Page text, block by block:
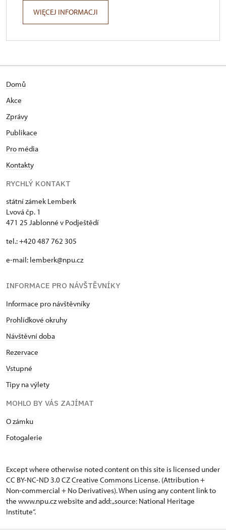
WIĘCEJ INFORMACJI
Domů
Akce
Zprávy
Publikace
Pro média
Kontakty
RYCHLÝ KONTAKT
státní zámek Lemberk
Lvová čp. 1
471 25 Jablonné v Podještědí
tel.: +420 487 762 305
e-mail: lemberk@npu.cz
INFORMACE PRO NÁVŠTĚVNÍKY
Informace pro návštěvníky
Prohlídkové okruhy
Návštěvní doba
Rezervace
Vstupné
Tipy na výlety
MOHLO BY VÁS ZAJÍMAT
O zámku
Fotogalerie
Except where otherwise noted content on this site is licensed under
CC BY-NC-ND 3.0 CZCreative Commons License. (Attribution +
Non-commercial + No Derivatives). When using any content link to
the www.npu.cz website and add: „source: National Heritage
Institute“.